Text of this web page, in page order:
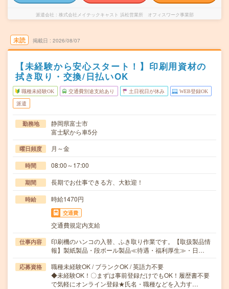
派遣会社 株式会社メイテックキャスト 浜松営業所 オフィスワーク事業部
未読 掲載日 2026/08/07
【未経験から安心スタート！】印刷用資材の
拭き取り・交換/日払いOK
職種未経験OK 交通費別途支給あり 土日祝日が休み WEB登録OK
派遣
勤務地
静岡県富士市
富士駅から車5分
曜日頻度 月～金
時間 08:00～17:00
期間 長期でお仕事できる方、大歓迎！
時給 時給1470円
交通費
交通費規定内支給
仕事内容
印刷機のハンコの入替、ふき取り作業です。【取扱製品情
報】製紙製品・段ボール製品≪待遇・福利厚生≫・日…
応募資格
職種未経験OK / ブランクOK / 英語力不要
◆未経験OK！〇まずは事前登録だけでもOK！履歴書不要
で気軽にオンライン登録★氏名・職種などを入力す…